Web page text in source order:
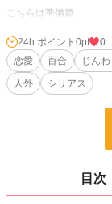
こちらは準備篇
沙季珱さざんか
多咲坂たう
那槌果なざな
電子世界に命持つ4人の
🌸[chapter.1「海を歩む
🌸[chapter.2「心を想う
※なざなの髪型は以前
24h.ポイント 0pt
0
恋愛
百合 じんわ
人外
シリアス
目次